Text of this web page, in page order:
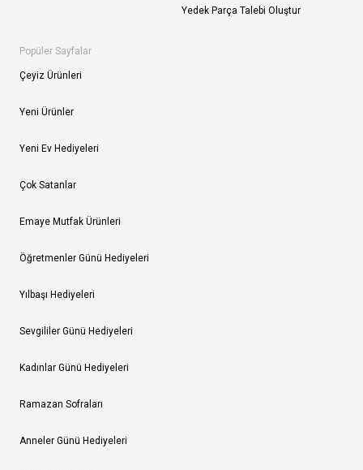
Yedek Parça Talebi Oluştur
Popüler Sayfalar
Çeyiz Ürünleri
Yeni Ürünler
Yeni Ev Hediyeleri
Çok Satanlar
Emaye Mutfak Ürünleri
Öğretmenler Günü Hediyeleri
Yılbaşı Hediyeleri
Sevgililer Günü Hediyeleri
Kadınlar Günü Hediyeleri
Ramazan Sofraları
Anneler Günü Hediyeleri